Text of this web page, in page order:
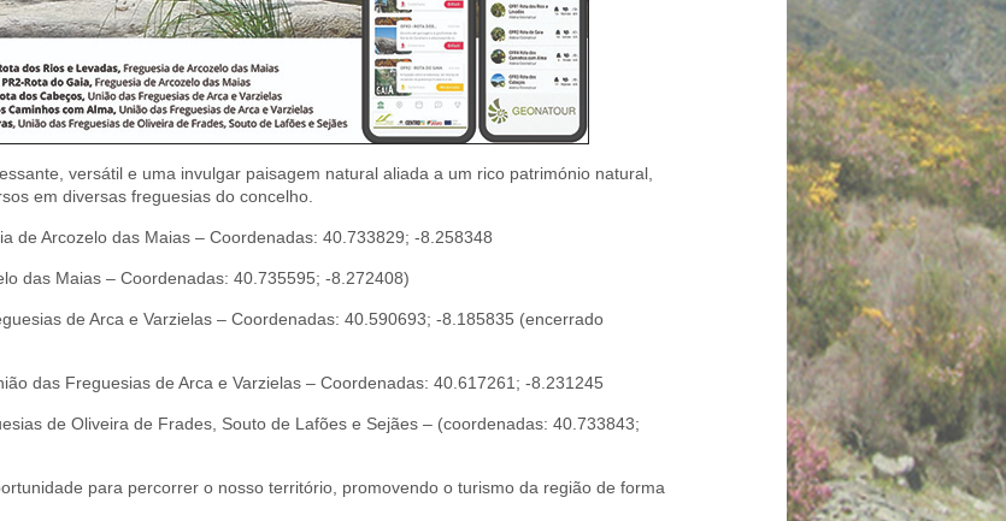
versátil e uma invulgar paisagem natural aliada a um rico património natural,
em diversas freguesias do concelho.
de Arcozelo das Maias – Coordenadas: 40.733829; -8.258348
das Maias – Coordenadas: 40.735595; -8.272408)
de Arca e Varzielas – Coordenadas: 40.590693; -8.185835 (encerrado
das Freguesias de Arca e Varzielas – Coordenadas: 40.617261; -8.231245
de Oliveira de Frades, Souto de Lafões e Sejães – (coordenadas: 40.733843;
para percorrer o nosso território, promovendo o turismo da região de forma